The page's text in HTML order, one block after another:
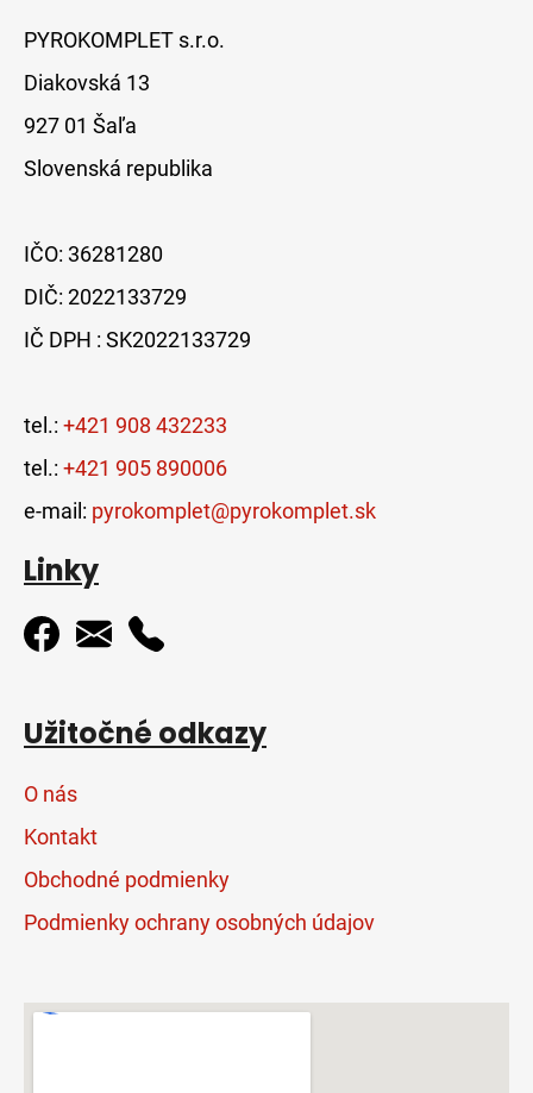
PYROKOMPLET s.r.o.
Diakovská 13
927 01 Šaľa
Slovenská republika
IČO: 36281280
DIČ: 2022133729
IČ DPH : SK2022133729
tel.: +421 908 432233
tel.: +421 905 890006
e-mail: pyrokomplet@pyrokomplet.sk
Linky
Užitočné odkazy
O nás
Kontakt
Obchodné podmienky
Podmienky ochrany osobných údajov